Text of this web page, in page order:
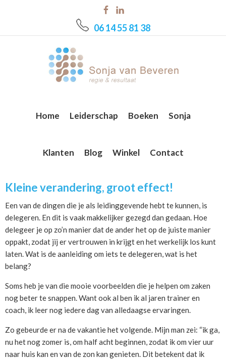
06 14 55 81 38
Home Leiderschap Boeken Sonja
Klanten Blog Winkel Contact
Kleine verandering, groot effect!
Een van de dingen die je als leidinggevende hebt te kunnen, is
delegeren. En dit is vaak makkelijker gezegd dan gedaan. Hoe
delegeer je op zo’n manier dat de ander het op de juiste manier
oppakt, zodat jij er vertrouwen in krijgt en het werkelijk los kunt
laten. Wat is de aanleiding om iets te delegeren, wat is het
belang?
Soms heb je van die mooie voorbeelden die je helpen om zaken
nog beter te snappen. Want ook al ben ik al jaren trainer en
coach, ik leer nog iedere dag van alledaagse ervaringen.
Zo gebeurde er na de vakantie het volgende. Mijn man zei: “ik ga,
nu het nog zomer is, om half acht beginnen, zodat ik om vier uur
naar huis kan en van de zon kan genieten. Dit betekent dat ik